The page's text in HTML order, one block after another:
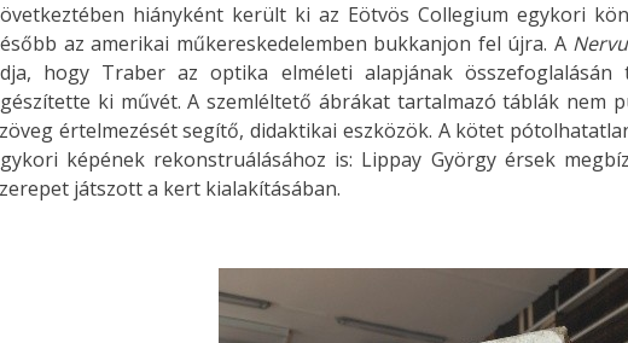
hiányként került ki az Eötvös Collegium egykori
az amerikai műkereskedelemben bukkanjon fel újra. A
hogy Traber az optika elméleti alapjának összefoglalásán
ki művét. A szemléltető ábrákat tartalmazó táblák nem
értelmezését segítő, didaktikai eszközök. A kötet
képének rekonstruálásához is: Lippay György érsek
játszott a kert kialakításában.